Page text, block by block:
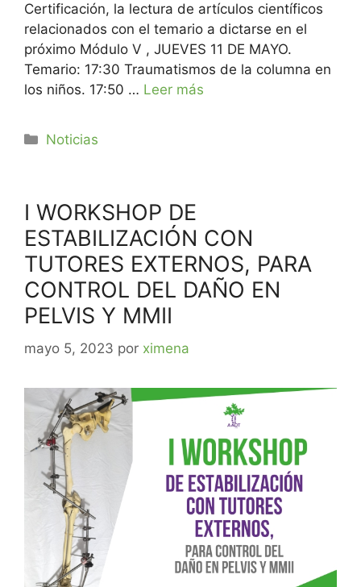
Certificación, la lectura de artículos científicos
relacionados con el temario a dictarse en el
próximo Módulo V , JUEVES 11 DE MAYO.
Temario: 17:30 Traumatismos de la columna en
los niños. 17:50 … Leer más
Noticias
I WORKSHOP DE
ESTABILIZACIÓN CON
TUTORES EXTERNOS, PARA
CONTROL DEL DAÑO EN
PELVIS Y MMII
mayo 5, 2023 por ximena